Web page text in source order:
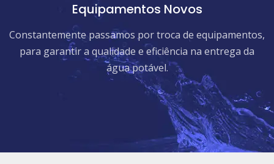
Equipamentos Novos
Constantemente passamos por troca de equipamentos,
para garantir a qualidade e eficiência na entrega da
água potável.